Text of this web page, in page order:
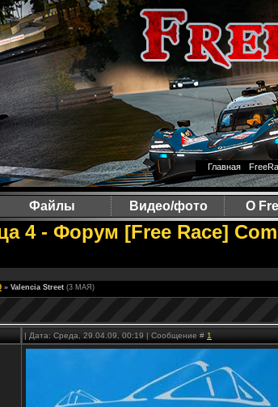
Главная
Файлы Видео/фото О
4 - Форум [Free Race]
» Valencia Street (3 МАЯ)
| Дата: Среда, 29.04.09, 00:19 | Сообщение # 1